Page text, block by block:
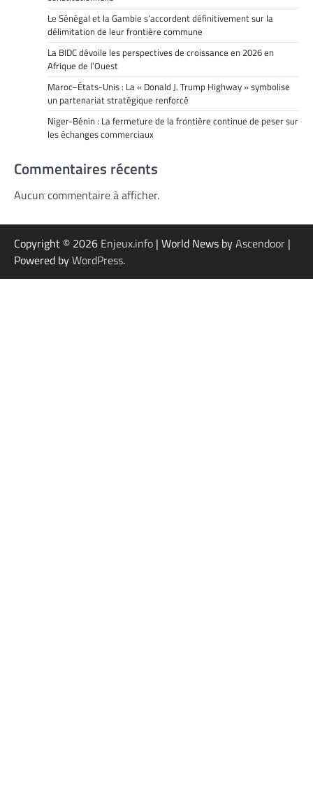
Le Sénégal et la Gambie s’accordent définitivement sur la
délimitation de leur frontière commune
La BIDC dévoile les perspectives de croissance en 2026 en
Afrique de l’Ouest
Maroc–États-Unis : La « Donald J. Trump Highway » symbolise
un partenariat stratégique renforcé
Niger-Bénin : La fermeture de la frontière continue de peser sur
les échanges commerciaux
Commentaires récents
Aucun commentaire à afficher.
Copyright © 2026 Enjeux.info | World News byAscendoor |
Powered byWordPress.